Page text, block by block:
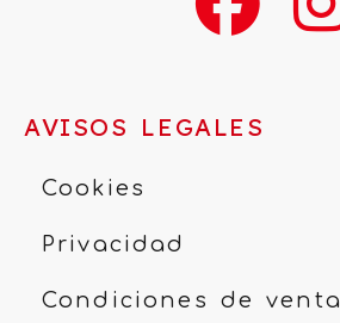
AVISOS LEGALES
Cookies
Privacidad
Condiciones de venta